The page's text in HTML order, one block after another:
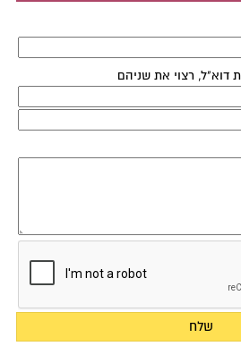
דוא"ל, רצוי את שניהם